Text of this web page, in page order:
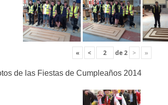
« < de2 > »
de las Fiestas de Cumpleaños 2014